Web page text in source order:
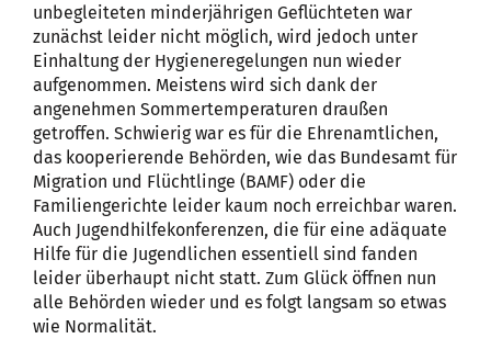
unbegleiteten minderjährigen Geflüchteten war
zunächst leider nicht möglich, wird jedoch unter
Einhaltung der Hygieneregelungen nun wieder
aufgenommen. Meistens wird sich dank der
angenehmen Sommertemperaturen draußen
getroffen. Schwierig war es für die Ehrenamtlichen,
das kooperierende Behörden, wie das Bundesamt für
Migration und Flüchtlinge (BAMF) oder die
Familiengerichte leider kaum noch erreichbar waren.
Auch Jugendhilfekonferenzen, die für eine adäquate
Hilfe für die Jugendlichen essentiell sind fanden
leider überhaupt nicht statt. Zum Glück öffnen nun
alle Behörden wieder und es folgt langsam so etwas
wie Normalität.